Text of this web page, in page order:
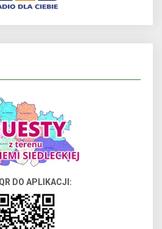
DO APLIKACJI: